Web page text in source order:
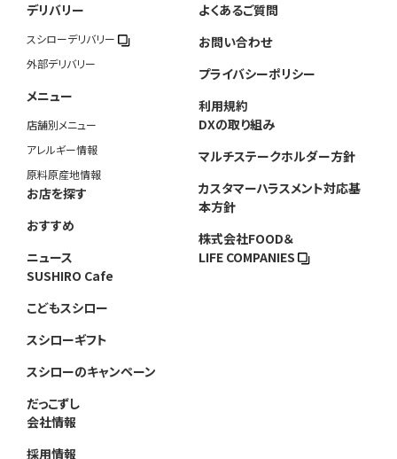
デリバリー
スシローデリバリー
外部デリバリー
メニュー
店舗別メニュー
アレルギー情報
原料原産地情報
お店を探す
おすすめ
ニュース
SUSHIRO Cafe
こどもスシロー
スシローギフト
スシローのキャンペーン
だっこずし
会社情報
採用情報
よくあるご質問
お問い合わせ
プライバシーポリシー
利用規約
DXの取り組み
マルチステークホルダー方針
カスタマーハラスメント対応基
本方針
株式会社FOOD＆
LIFE COMPANIES